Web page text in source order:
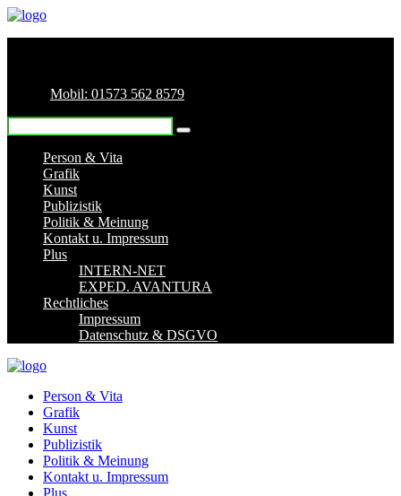
Mobil: 01573 562 8579
Person & Vita
Grafik
Kunst
Publizistik
Politik & Meinung
Kontakt u. Impressum
Plus
INTERN-NET
EXPED. AVANTURA
Rechtliches
Impressum
Datenschutz & DSGVO
Person & Vita
Grafik
Kunst
Publizistik
Politik & Meinung
Kontakt u. Impressum
Plus